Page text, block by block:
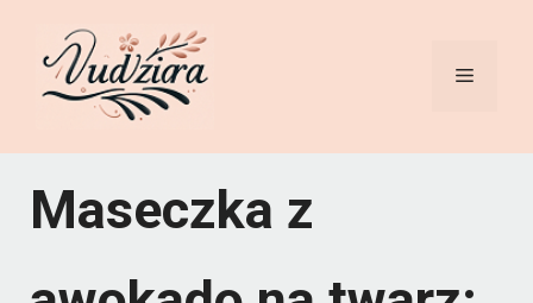
treści
Menu
Maseczka z